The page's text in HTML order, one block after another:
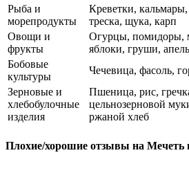
Рыба и
морепродукты
Креветки,
треска, щука, карп
Овощи и
фрукты
Огурцы, помидоры,
яблоки, груши,
Бобовые
культуры
Чечевица, фасоль,
Зерновые и
хлебобулочные
изделия
Пшеница, рис,
цельнозерновой
ржаной хлеб
Плохие/хорошие отзывы на Мечеть